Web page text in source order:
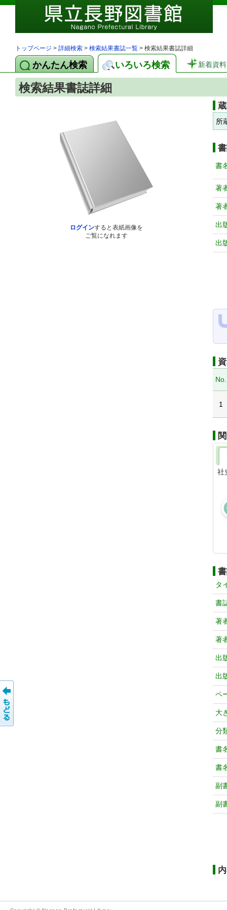
トップページ > 詳細検索 > 検索結果書誌一覧 > 検索結果書誌詳細
かんたん検索 いろいろ検索 新着資料
検索結果書誌詳細
ログインすると表紙画像を
ご覧になれます
所
書
著
著
出
出
No.
1
社
タ
書
著
著
出
出
ペ
大
分
書
書
副
副